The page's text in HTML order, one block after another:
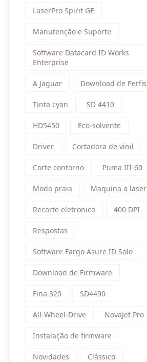
LaserPro Spirit GE
Manutenção e Suporte
Software Datacard ID Works
Enterprise
A Jaguar Download de Perfis
Tinta cyan SD 4410
HD5450 Eco-solvente
Driver Cortadora de vinil
Corte contorno Puma III-60
Moda praia Maquina a laser
Recorte eletronico 400 DPI
Respostas
Software Fargo Asure ID Solo
Download de Firmware
Fina 320 SD4490
All-Wheel-Drive NovaJet Pro
Instalação de firmware
Novidades Clássico